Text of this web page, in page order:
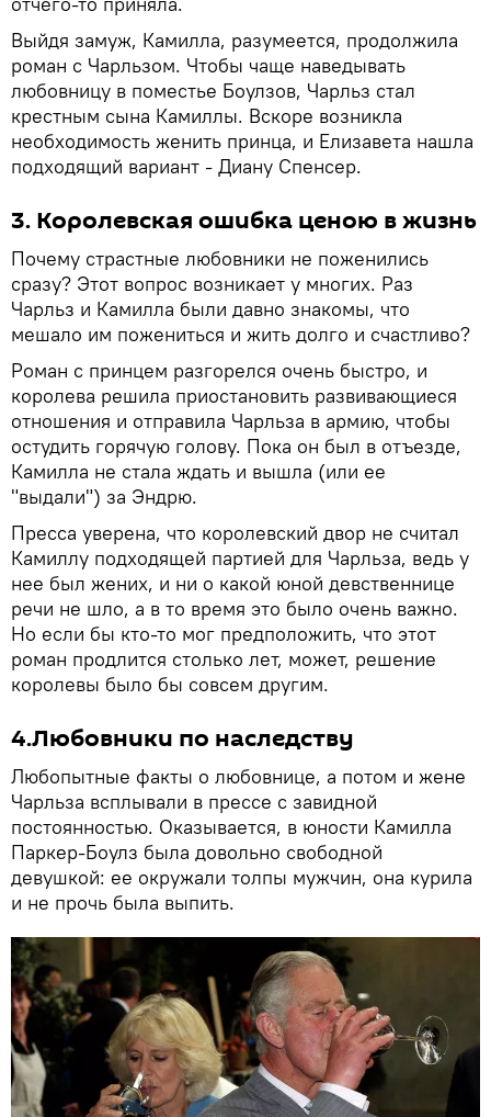
Выйдя замуж, Камилла, разумеется, продолжила
роман с Чарльзом. Чтобы чаще наведывать
любовницу в поместье Боулзов, Чарльз стал
крестным сына Камиллы. Вскоре возникла
необходимость женить принца, и Елизавета нашла
подходящий вариант - Диану Спенсер.
3. Королевская ошибка ценою в жизнь
Почему страстные любовники не поженились
сразу? Этот вопрос возникает у многих. Раз
Чарльз и Камилла были давно знакомы, что
мешало им пожениться и жить долго и счастливо?
Роман с принцем разгорелся очень быстро, и
королева решила приостановить развивающиеся
отношения и отправила Чарльза в армию, чтобы
остудить горячую голову. Пока он был в отъезде,
Камилла не стала ждать и вышла (или ее
"выдали") за Эндрю.
Пресса уверена, что королевский двор не считал
Камиллу подходящей партией для Чарльза, ведь у
нее был жених, и ни о какой юной девственнице
речи не шло, а в то время это было очень важно.
Но если бы кто-то мог предположить, что этот
роман продлится столько лет, может, решение
королевы было бы совсем другим.
4.Любовники по наследству
Любопытные факты о любовнице, а потом и жене
Чарльза всплывали в прессе с завидной
постоянностью. Оказывается, в юности Камилла
Паркер-Боулз была довольно свободной
девушкой: ее окружали толпы мужчин, она курила
и не прочь была выпить.